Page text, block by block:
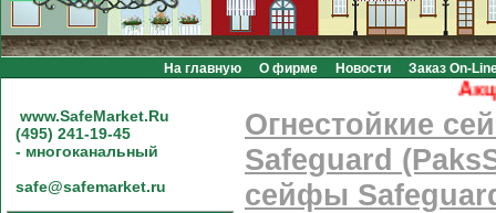
На главную О фирме Новости Заказ On-
Акция!
www.SafeMarket.Ru
(495) 241-19-45
- многоканальный
safe@safemarket.ru
Огнестойкие
Safeguard
сейфы